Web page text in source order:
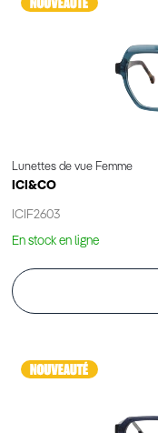
Lunettes de vue Femme
ICI&CO
ICIF2603
En stock en ligne